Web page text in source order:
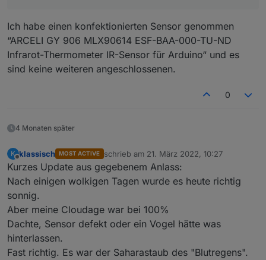
Ich muss meinen Aufstellort noch optimieren.
ausgerichtet, doch leider verfälscht dann das
Regenwasser (welches auf dem Sensor
verbleibt) die Temperatur. Ich werde ihn jetzt
doch leicht schräg anbringen, damit es
Ich habe einen konfektionierten Sensor genommen
“ARCELI GY 906 MLX90614 ESF-BAA-000-TU-ND
Infrarot-Thermometer IR-Sensor für Arduino“ und es
sind keine weiteren angeschlossenen.
0
4 Monaten später
K klassisch MOST ACTIVE schrieb am 21. März 2022, 10:27
zuletzt editiert von
Kurzes Update aus gegebenem Anlass:
Nach einigen wolkigen Tagen wurde es heute richtig
sonnig.
Aber meine Cloudage war bei 100%
Dachte, Sensor defekt oder ein Vogel hätte was
hinterlassen.
Fast richtig. Es war der Saharastaub des "Blutregens".